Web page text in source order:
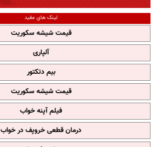
لینک های مفید
قیمت شیشه سکوریت
آلپاری
بیم دتکتور
قیمت شیشه سکوریت
فیلم آپنه خواب
درمان قطعی خروپف در خواب